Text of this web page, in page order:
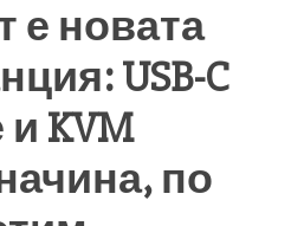
е новата
USB-C
KVM
по